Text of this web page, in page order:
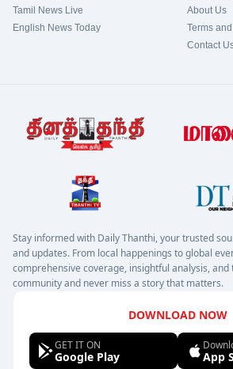
Tamil News Live
English News Today
About Us
Terms
Contact
Stay informed with Daily Thanthi, your trusted
and updates. From local happenings to global
comprehensive coverage, insightful analysis, and
community and never miss a story that matters.
DOWNLOAD NOW
GET IT ON
Google Play App